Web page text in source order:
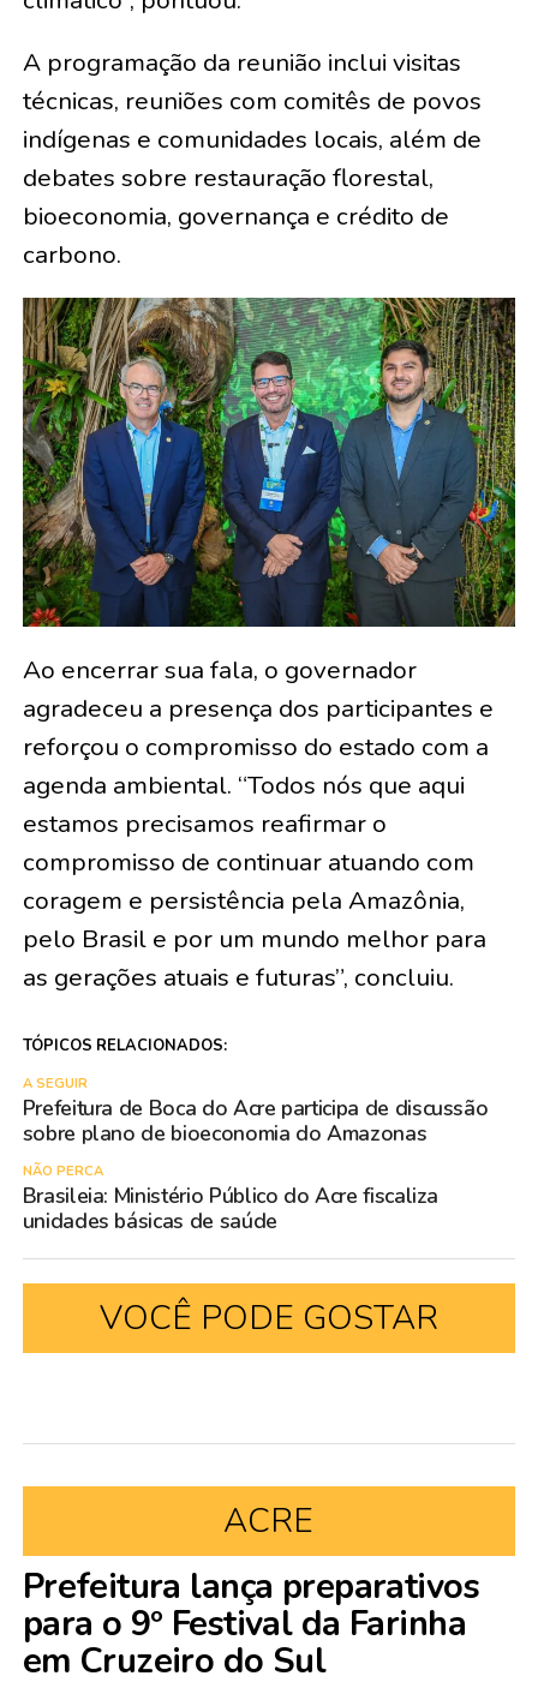
A programação da reunião inclui visitas
técnicas, reuniões com comitês de povos
indígenas e comunidades locais, além de
debates sobre restauração florestal,
bioeconomia, governança e crédito de
carbono.
Ao encerrar sua fala, o governador
agradeceu a presença dos participantes e
reforçou o compromisso do estado com a
agenda ambiental. “Todos nós que aqui
estamos precisamos reafirmar o
compromisso de continuar atuando com
coragem e persistência pela Amazônia,
pelo Brasil e por um mundo melhor para
as gerações atuais e futuras”, concluiu.
TÓPICOS RELACIONADOS:
A SEGUIR
Prefeitura de Boca do Acre participa de discussão
sobre plano de bioeconomia do Amazonas
NÃO PERCA
Brasileia: Ministério Público do Acre fiscaliza
unidades básicas de saúde
VOCÊ PODE GOSTAR
ACRE
Prefeitura lança preparativos
para o 9º Festival da Farinha
em Cruzeiro do Sul